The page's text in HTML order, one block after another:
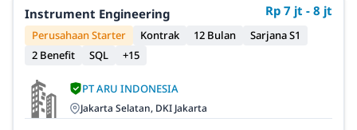
Instrument Engineering Rp 7 jt - 8 jt
Perusahaan Starter Kontrak 12 Bulan
Sarjana S1
2 Benefit
SQL +15
PT ARU INDONESIA
Jakarta Selatan, DKI Jakarta